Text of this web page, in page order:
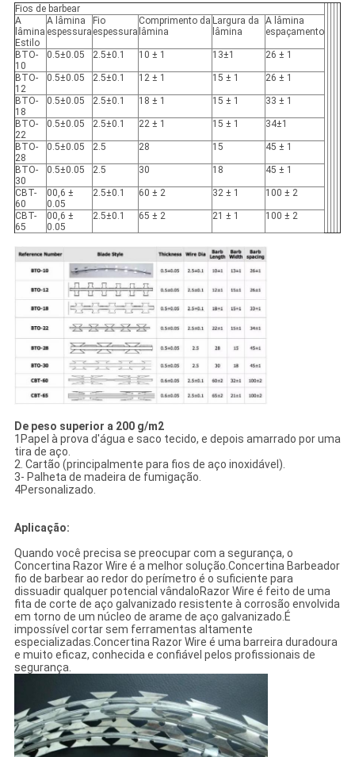
Fios de barbear
A
lâmina
Estilo
A lâmina
espessura
Fio
espessura
Comprimento da
lâmina
Largura da
lâmina
A lâmina
espaçamento
BTO-
10
0.5±0.05 2.5±0.1 10 ± 1 13±1 26 ± 1
BTO-
12
0.5±0.05 2.5±0.1 12 ± 1 15 ± 1 26 ± 1
BTO-
18
0.5±0.05 2.5±0.1 18 ± 1 15 ± 1 33 ± 1
BTO-
22
0.5±0.05 2.5±0.1 22 ± 1 15 ± 1 34±1
BTO-
28
0.5±0.05 2.5 28 15 45 ± 1
BTO-
30
0.5±0.05 2.5 30 18 45 ± 1
CBT-
60
00,6 ±
0.05
2.5±0.1 60 ± 2 32 ± 1 100 ± 2
CBT-
65
00,6 ±
0.05
2.5±0.1 65 ± 2 21 ± 1 100 ± 2
De peso superior a 200 g/m2
1Papel à prova d'água e saco tecido, e depois amarrado por uma
tira de aço.
2. Cartão (principalmente para fios de aço inoxidável).
3- Palheta de madeira de fumigação.
4Personalizado.
Aplicação:
Quando você precisa se preocupar com a segurança, o
Concertina Razor Wire é a melhor solução.Concertina Barbeador
fio de barbear ao redor do perímetro é o suficiente para
dissuadir qualquer potencial vândaloRazor Wire é feito de uma
fita de corte de aço galvanizado resistente à corrosão envolvida
em torno de um núcleo de arame de aço galvanizado.É
impossível cortar sem ferramentas altamente
especializadas.Concertina Razor Wire é uma barreira duradoura
e muito eficaz, conhecida e confiável pelos profissionais de
segurança.